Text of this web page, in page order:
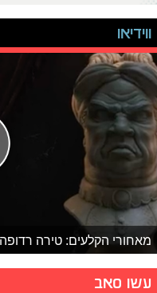
ווידיאו
מאחורי הקלעים: טירה רדופה
עשו סאב